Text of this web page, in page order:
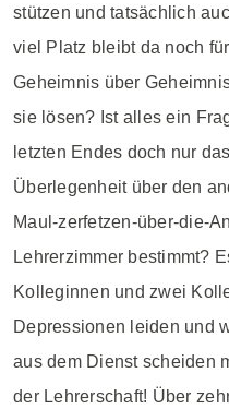
stützen und tatsächlich
viel Platz bleibt da noch
Geheimnis über
sie lösen? Ist alles ein
letzten Endes doch nur
Überlegenheit über den
Maul-zerfetzen-über-die-
Lehrerzimmer bestimmt?
Kolleginnen und zwei
Depressionen leiden und
aus dem Dienst scheiden
der Lehrerschaft! Über